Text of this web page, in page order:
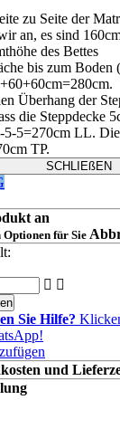
zu Seite der
an, es sind
des Bettes
bis zum
Überhang der
die Steppdecke
5-5=270cm LL.
TP.
SCHLIEßEN
an
für Sie
Sie Hilfe?
und